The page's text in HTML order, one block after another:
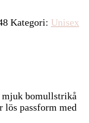
Kategori: Unisex
bomullstrikå
lös passform med